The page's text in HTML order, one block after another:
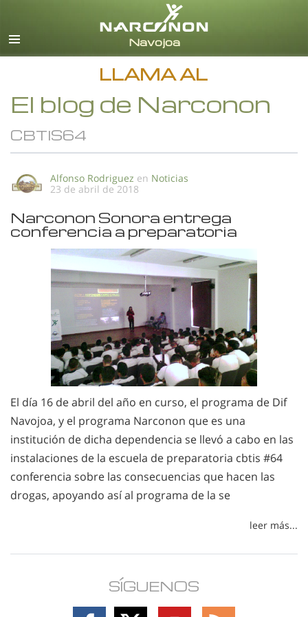
Español
Todas las Regiones/Idiomas
LLAMA AL
El blog de Narconon
CBTIS64
Alfonso Rodriguez en Noticias
23 de abril de 2018
Narconon Sonora entrega
conferencia a preparatoria
El día 16 de abril del año en curso, el programa de Dif
Navojoa, y el programa Narconon que es una
institución de dicha dependencia se llevó a cabo en las
instalaciones de la escuela de preparatoria cbtis #64
conferencia sobre las consecuencias que hacen las
drogas, apoyando así al programa de la se
leer más...
SÍGUENOS